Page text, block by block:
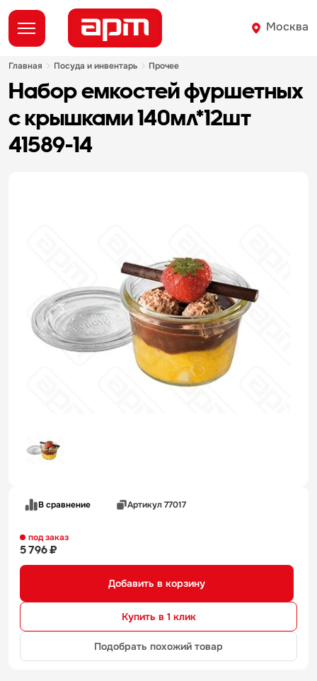
Москва
главная посуда и инвентарь прочее
набор емкостей фуршетных
с крышками 140мл*12шт
41589-14
В сравнение Артикул 77017
под заказ
5 796 ₽
Добавить в корзину
Купить в 1 клик
Подобрать похожий товар